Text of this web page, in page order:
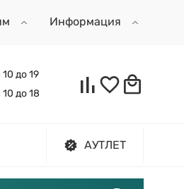
Информация
до 19
до 18
АУТЛЕТ